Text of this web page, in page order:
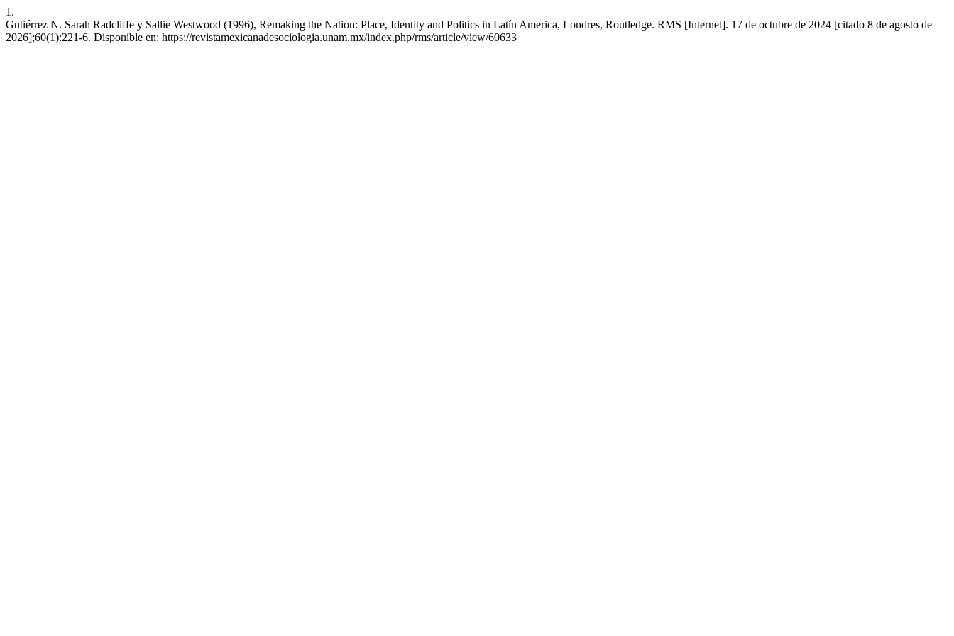
1.
Gutiérrez N. Sarah Radcliffe y Sallie Westwood (1996), Remaking the Nation: Place, Identity and Politics in Latín America, Londres, Routledge. RMS [Internet]. 17 de octubre de 2024 [citado 8 de agosto de
2026];60(1):221-6. Disponible en: https://revistamexicanadesociologia.unam.mx/index.php/rms/article/view/60633